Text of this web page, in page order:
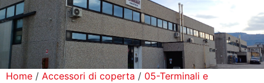
Prodotti
Home / Accessori di coperta / 05-Terminali e